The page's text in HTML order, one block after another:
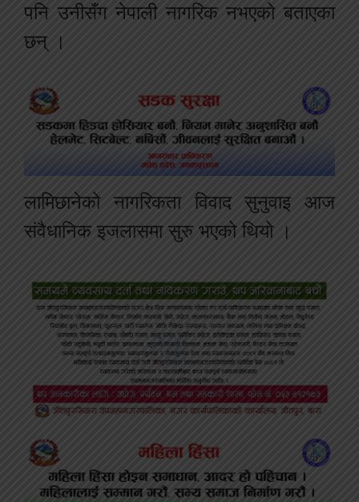
पनि उनीसँग नेपाली नागरिक नभएको बताएका
छन् ।
लामिछानेको नागरिकता विवाद सुनुवाइ आज
संवैधानिक इजलासमा सुरु भएको थियो ।